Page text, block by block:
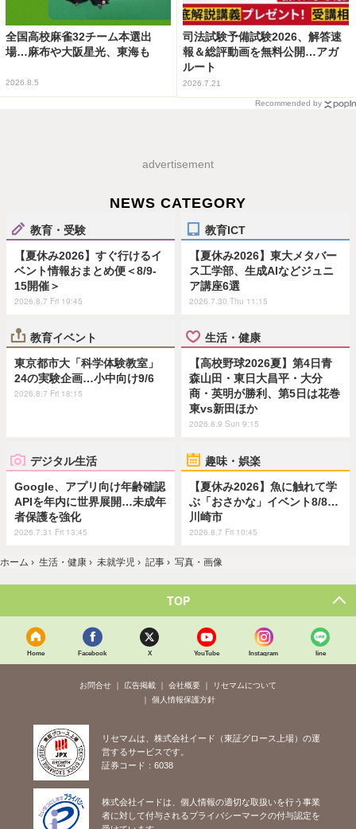
全国高校麻雀32チーム本選出
場…麻布や大阪星光、東海も
2026.8.5
司法試験予備試験2026、解答速
報＆総評動画を無料公開…アガ
ルート
2026.7.21
Recommended by
advertisement
NEWS CATEGORY
教育・受験
【夏休み2026】すぐ行けるイ
ベント情報おまとめ便＜8/9-
15開催＞
2026.8.7 Fri 19:45
教育ICT
【夏休み2026】東大メタバー
ス工学部、生成AIなどジュニ
ア講座6選
2026.7.30 Thu 11:15
教育イベント
東京都市大「科学体験教室」
24の実験企画…小中向け9/6
2026.8.7 Fri 18:15
生活・健康
【高校野球2026夏】第4日青
森山田・東日大昌平・大分
商・英明が勝利、第5日は花巻
東vs新田ほか
2026.8.9 Sun 9:15
デジタル生活
Google、アプリ向け年齢確認
APIを年内に世界展開…未成年
者保護を強化
2026.7.31 Fri 13:45
趣味・娯楽
【夏休み2026】魚に触れて学
ぶ「おさかな」イベント8/8…
川崎市
2026.8.7 Fri 10:45
ホーム › 生活・健康 › 未就学児 › 記事 › 写真・画像
TOP
Home Facebook X YouTube Instagram line
お問合せ 広告掲載 会社概要
リセマムについて
個人情報保護方針
リセマムは、株式会社イード（東証グロース上場）の運
営するサービスです。
証券コード：6038
株式会社イードは、個人情報の適切な取扱いを行う事業
者に対して付与されるプライバシーマークの付与認定を